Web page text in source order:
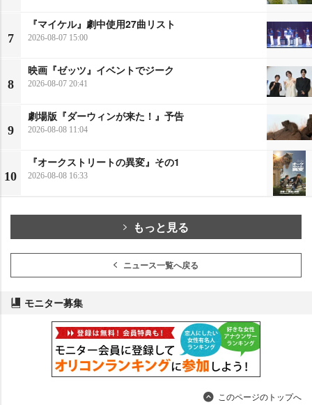
7
『マイケル』劇中使用27曲リスト
2026-08-07 15:00
8
映画『ゼッツ』イベントでジーク
2026-08-07 20:41
9
劇場版『ダーウィンが来た！』予告
2026-08-08 11:04
10
『オークストリートの異変』その1
2026-08-08 16:33
もっと見る
ニュース一覧へ戻る
モニター募集
このページのトップへ